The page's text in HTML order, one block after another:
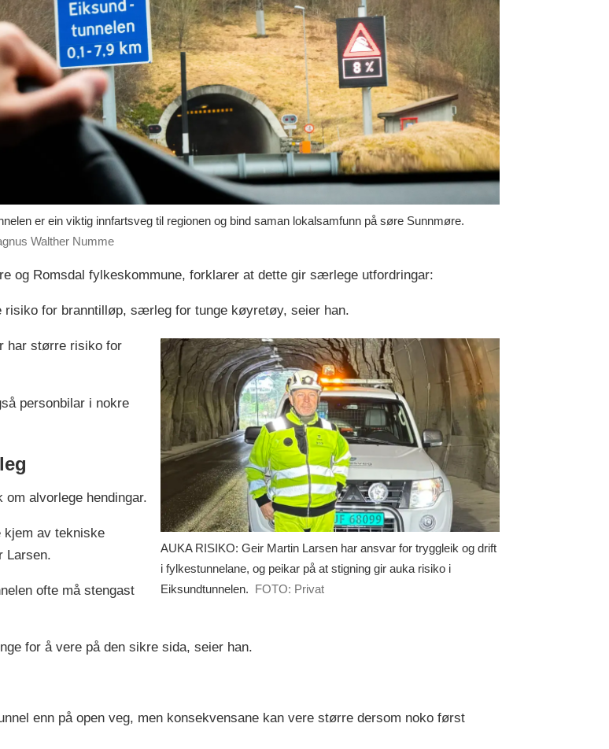
er ein viktig innfartsveg til regionen og bind saman lokalsamfunn på søre Sunnmøre.
Walther Numme
og Romsdal fylkeskommune, forklarer at dette gir særlege utfordringar:
for branntilløp, særleg for tunge køyretøy, seier han.
AUKA RISIKO: Geir Martin Larsen har ansvar for tryggleik og drift
i fylkestunnelane, og peikar på at stigning gir auka risiko i
Eiksundtunnelen. FOTO: Privat
har større risiko for
personbilar i nokre
alvorlege hendingar.
kjem av tekniske
Larsen.
ofte må stengast
for å vere på den sikre sida, seier han.
enn på open veg, men konsekvensane kan vere større dersom noko først